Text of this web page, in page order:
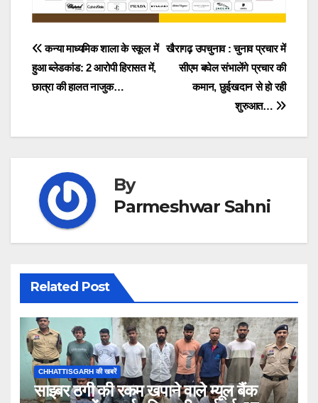
Post
navigation
खैरागढ़ उपचुनाव : चुनाव प्रचार में
सीएम बघेल संभालेंगे प्रचार की
कमान, छुईखदान से हो रही
शुरुआत…
कन्या माध्यमिक शाला के स्कूल में
हुआ ब्लेडकांड: 2 आरोपी हिरासत में,
छात्रा की हालत नाजुक…
By
Parmeshwar Sahni
Related Post
CHHATTISGARH की खबरें
साइबर ठगी की रकम खपाने वाले म्यूल बैंक